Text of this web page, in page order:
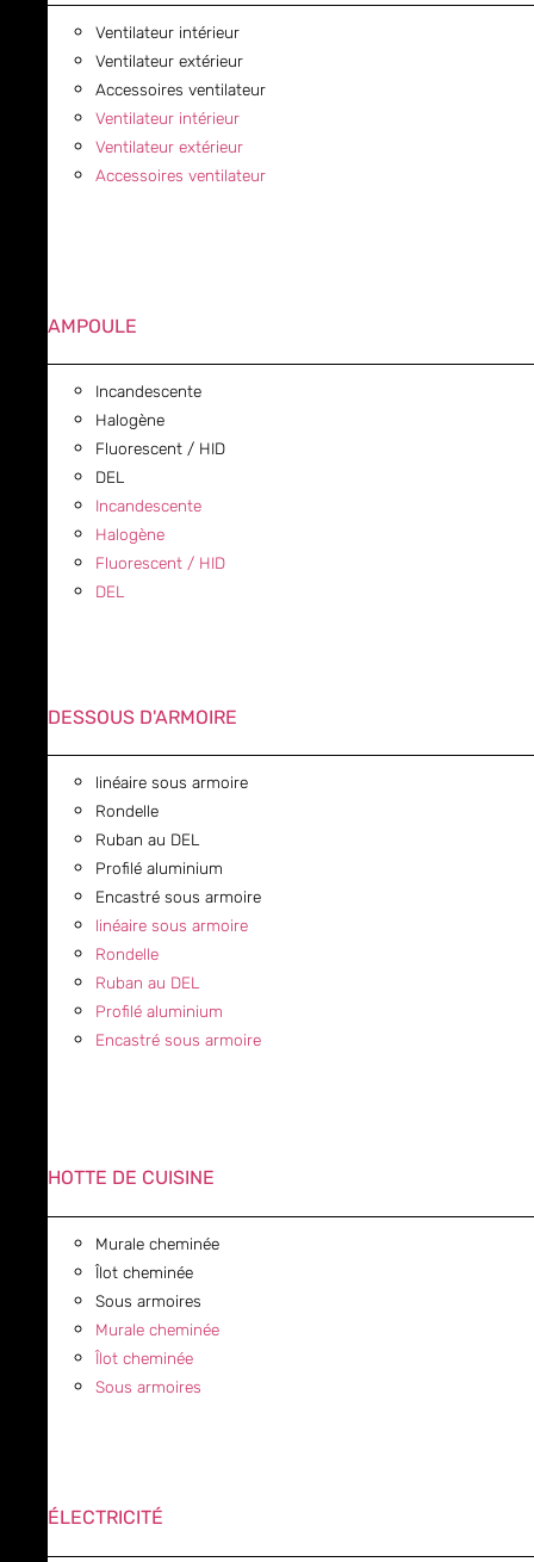
Ventilateur intérieur
Ventilateur extérieur
Accessoires ventilateur
Ventilateur intérieur
Ventilateur extérieur
Accessoires ventilateur
AMPOULE
Incandescente
Halogène
Fluorescent / HID
DEL
Incandescente
Halogène
Fluorescent / HID
DEL
DESSOUS D'ARMOIRE
linéaire sous armoire
Rondelle
Ruban au DEL
Profilé aluminium
Encastré sous armoire
linéaire sous armoire
Rondelle
Ruban au DEL
Profilé aluminium
Encastré sous armoire
HOTTE DE CUISINE
Murale cheminée
Îlot cheminée
Sous armoires
Murale cheminée
Îlot cheminée
Sous armoires
ÉLECTRICITÉ